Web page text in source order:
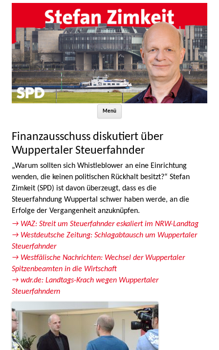
Menü
Finanzausschuss diskutiert über
Wuppertaler Steuerfahnder
„Warum sollten sich Whistleblower an eine Einrichtung
wenden, die keinen politischen Rückhalt besitzt?“ Stefan
Zimkeit (SPD) ist davon überzeugt, dass es die
Steuerfahndung Wuppertal schwer haben werde, an die
Erfolge der Vergangenheit anzuknüpfen.
→ WAZ: Streit um Steuerfahnder eskaliert im NRW-Landtag
→ Westdeutsche Zeitung: Schlagabtausch um Wuppertaler
Steuerfahnder
→ Westfälische Nachrichten: Wechsel der Wuppertaler
Spitzenbeamten in die Wirtschaft
→ wdr.de: Landtags-Krach wegen Wuppertaler
Steuerfahndern